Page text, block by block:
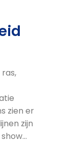
zien er
zijn